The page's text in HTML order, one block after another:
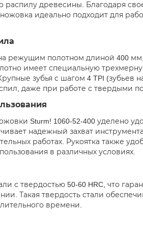
распилу древесины. Благодаря
идеально подходит для
режущим полотном длиной 400
имеет специальную
зубья с шагом 4 TPI (зубьев
даже при работе с твердыми
Sturm! 1060-52-400 уделено
надежный захват
работах. Рукоятка также
в различных условиях.
с твердостью 50-60 HRC, что
Такая твердость стали
времени.